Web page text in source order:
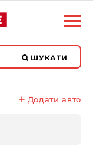
ШУКАТИ
Додати авто